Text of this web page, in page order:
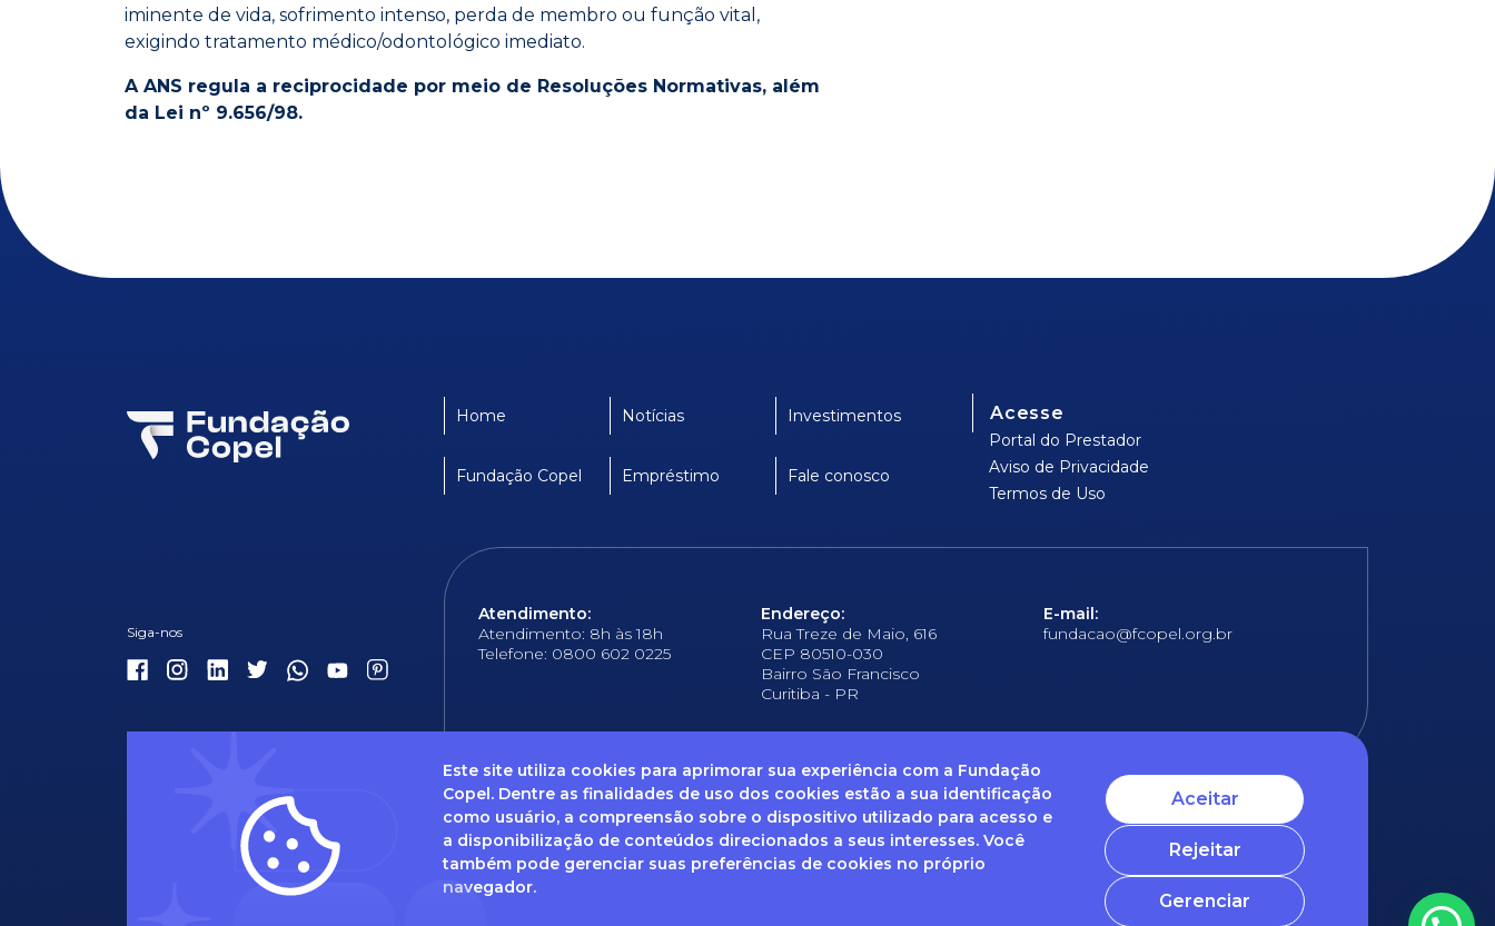
Este site utiliza cookies para aprimorar sua experiência com a Fundação
Copel. Dentre as finalidades de uso dos cookies estão a sua identificação
como usuário, a compreensão sobre o dispositivo utilizado para acesso e
a disponibilização de conteúdos direcionados a seus interesses. Você
também pode gerenciar suas preferências de cookies no próprio
navegador.
Aceitar
Rejeitar
Gerenciar
iminente de vida, sofrimento intenso, perda de membro ou função vital,
exigindo tratamento médico/odontológico imediato.
A ANS regula a reciprocidade por meio de Resoluções Normativas, além
da Lei nº 9.656/98.
Home Notícias Investimentos
Fundação Copel Empréstimo Fale conosco
Acesse
Portal do Prestador
Aviso de Privacidade
Termos de Uso
Atendimento:
Atendimento: 8h às 18h
Telefone: 0800 602 0225
Endereço:
Rua Treze de Maio, 616
CEP 80510-030
Bairro São Francisco
Curitiba - PR
E-mail:
fundacao@fcopel.org.br
Dúvidas frequentes Ouvidoria Canal de Denúncias Solicitação de informações Documentos obrigatórios
Caso tenha dúvidas sobre Privacidade de Dados e LGPD, entre em contato com o nosso DPO (encarregado de dados)